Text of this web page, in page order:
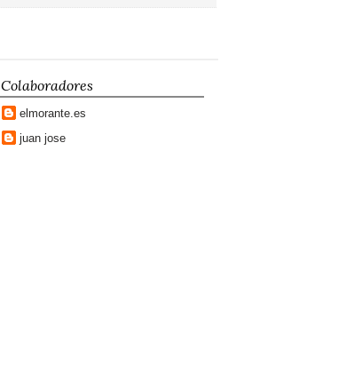
Colaboradores
elmorante.es
juan jose